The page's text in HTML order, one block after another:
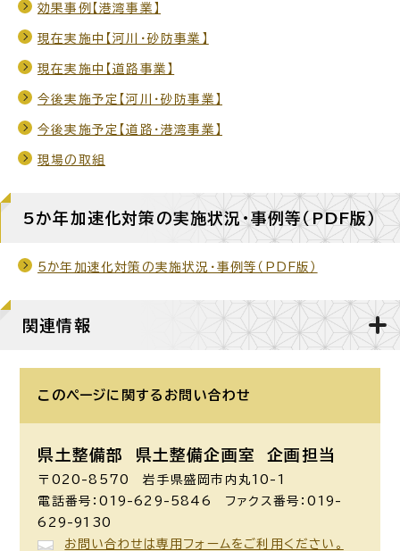
効果事例【港湾事業】
現在実施中【河川・砂防事業】
現在実施中【道路事業】
今後実施予定【河川・砂防事業】
今後実施予定【道路・港湾事業】
現場の取組
5か年加速化対策の実施状況・事例等（PDF版）
5か年加速化対策の実施状況・事例等（PDF版）
関連情報
このページに関する お問い合わせ
県土整備部 県土整備企画室 企画担当
〒020-8570 岩手県盛岡市内丸10-1
電話番号：019-629-5846 ファクス番号：019-
629-9130
お問い合わせは専用フォームをご利用ください。